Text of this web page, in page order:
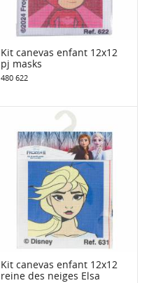
Kit canevas enfant 12x12
pj masks
480 622
Kit canevas enfant 12x12
reine des neiges Elsa